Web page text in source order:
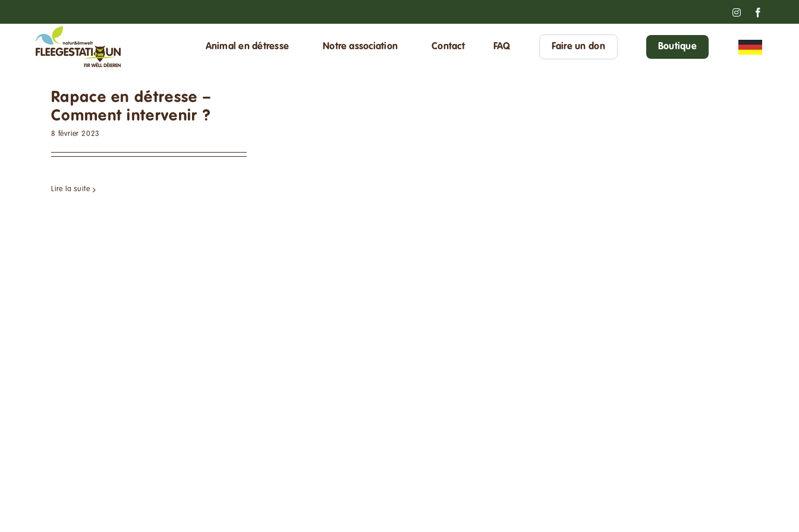
au
Instagram
Animal en détresse Notre association Contact FAQ Faire un don Boutique
Rapace en détresse –
Comment intervenir ?
8 février 2023
Lire la suite